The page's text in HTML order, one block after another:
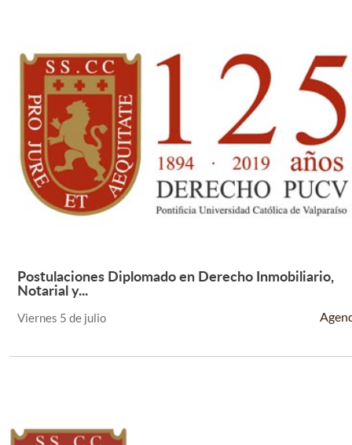
Leer Más +
Postulaciones Diplomado en Derecho Inmobiliario,
Notarial y...
Viernes 5 de julio